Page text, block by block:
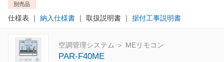
別売品
仕様表 ｜ 納入仕様書 ｜ 取扱説明書｜ 据付工事説明書
空調管理システム ＞ MEリモコン
PAR-F40ME